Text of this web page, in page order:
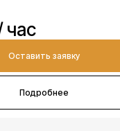
час
Оставить заявку
Подробнее